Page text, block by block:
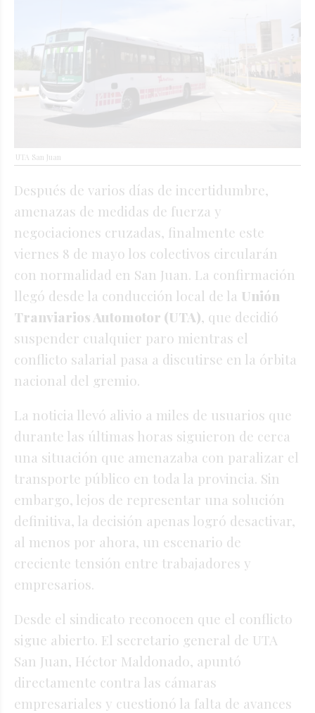
UTA San Juan
Después de varios días de incertidumbre,
amenazas de medidas de fuerza y
negociaciones cruzadas, finalmente este
viernes 8 de mayo los colectivos circularán
con normalidad en San Juan. La confirmación
llegó desde la conducción local de la Unión
Tranviarios Automotor (UTA), que decidió
suspender cualquier paro mientras el
conflicto salarial pasa a discutirse en la órbita
nacional del gremio.
La noticia llevó alivio a miles de usuarios que
durante las últimas horas siguieron de cerca
una situación que amenazaba con paralizar el
transporte público en toda la provincia. Sin
embargo, lejos de representar una solución
definitiva, la decisión apenas logró desactivar,
al menos por ahora, un escenario de
creciente tensión entre trabajadores y
empresarios.
Desde el sindicato reconocen que el conflicto
sigue abierto. El secretario general de UTA
San Juan, Héctor Maldonado, apuntó
directamente contra las cámaras
empresariales y cuestionó la falta de avances